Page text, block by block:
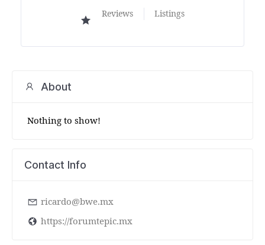
Reviews Listings
About
Nothing to show!
Contact Info
ricardo@bwe.mx
https://forumtepic.mx